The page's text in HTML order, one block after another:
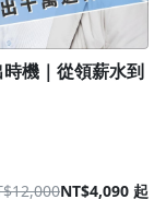
機｜從領薪水到
NT$4,090 起